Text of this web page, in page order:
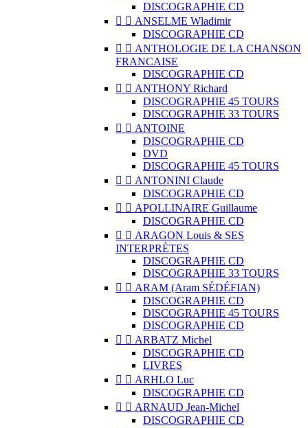
DISCOGRAPHIE CD
  ANSELME Wladimir
DISCOGRAPHIE CD
  ANTHOLOGIE DE LA CHANSON
FRANCAISE
DISCOGRAPHIE CD
  ANTHONY Richard
DISCOGRAPHIE 45 TOURS
DISCOGRAPHIE 33 TOURS
  ANTOINE
DISCOGRAPHIE CD
DVD
DISCOGRAPHIE 45 TOURS
  ANTONINI Claude
DISCOGRAPHIE CD
  APOLLINAIRE Guillaume
DISCOGRAPHIE CD
  ARAGON Louis & SES
INTERPRÈTES
DISCOGRAPHIE CD
DISCOGRAPHIE 33 TOURS
  ARAM (Aram SÉDÉFIAN)
DISCOGRAPHIE CD
DISCOGRAPHIE 45 TOURS
DISCOGRAPHIE CD
  ARBATZ Michel
DISCOGRAPHIE CD
LIVRES
  ARHLO Luc
DISCOGRAPHIE CD
  ARNAUD Jean-Michel
DISCOGRAPHIE CD